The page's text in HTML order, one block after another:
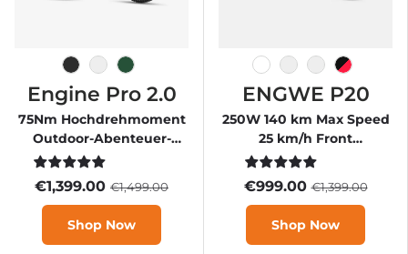
Space Schwarz
Engine Pro 2.0
75Nm Hochdrehmoment
Outdoor-Abenteuer-
Klapprad mit
Elektroantrieb
€1,399.00 €1,499.00
Shop Now
ENGWE P20
250W 140 km Max Speed
25 km/h Front
Suspension Step-Thru E-
bike
€999.00€1,399.00
Shop Now